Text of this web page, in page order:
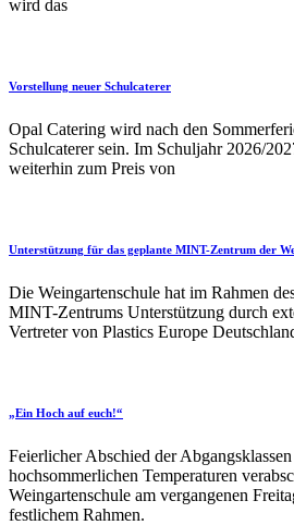
wird das
Vorstellung neuer Schulcaterer
Opal Catering wird nach den
Schulcaterer sein. Im Schuljahr 2026/
weiterhin zum Preis von
Unterstützung für das geplante MINT-Zentrum der
Die Weingartenschule hat im Rahmen
MINT-Zentrums Unterstützung durch
Vertreter von Plastics Europe
„Ein Hoch auf euch!“
Feierlicher Abschied der
hochsommerlichen Temperaturen
Weingartenschule am vergangenen
festlichem Rahmen.